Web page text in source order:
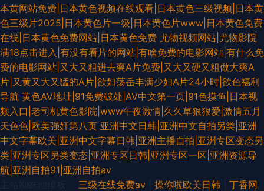
本黄网站免费|日本黄色视频在线观看|日本黄色三级视频|日本黄
色三级片2025|日本黄色片一级|日本黄色片www|日本黄色免费
在线|日本黄色免费网站|日本黄色免费 尤物视频网站|尤物影院
满18点击进入|有没有看片的网站|有啥免费的电影网站|有什么免
费的电影网站|又大又粗进去爽A片免费|又大又硬又粗做大爽A
片|又黄又大又猛的A片|欲妇荡岳丰满少妇A片24小时|欲色福利
导航 黄色AV地址|91免费破处|AV中文第一页|91色摸鱼|日本视
频入口|老司机黄色影院|www午夜激情|久久草狠狠爱|激情五月
天色色|欧美强奸第八页 亚洲中文日韩|亚洲中文自拍另类|亚洲
中文字幕欧美|亚洲中文字幕日韩|亚洲主播自拍|亚洲专区变态另
类|亚洲专区另类变态|亚洲专区日韩|亚洲专区一区|亚洲资源导
航|亚洲自拍91|亚洲自拍av
三级在线免费av 操你啦欧美日韩 丁香网